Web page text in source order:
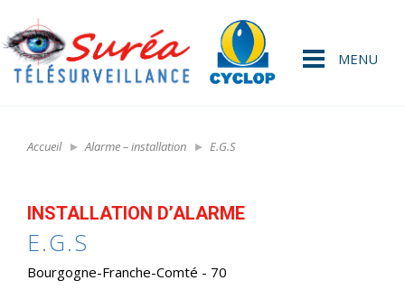
MENU
Accueil Alarme – installation E.G.S
INSTALLATION D’ALARME
E.G.S
Bourgogne-Franche-Comté - 70